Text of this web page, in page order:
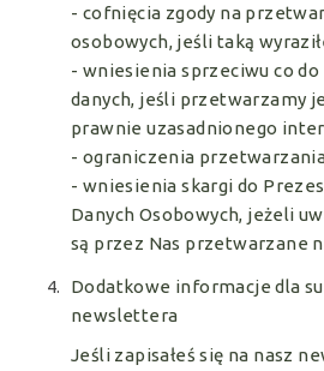
- cofnięcia zgody na
osobowych, jeśli taką
- wniesienia sprzeciwu co
danych, jeśli przetwarzamy
prawnie uzasadnionego
- ograniczenia
- wniesienia skargi do
Danych Osobowych, jeżeli
są przez Nas przetwarzane
Dodatkowe informacje dla
newslettera
Jeśli zapisałeś się na nasz